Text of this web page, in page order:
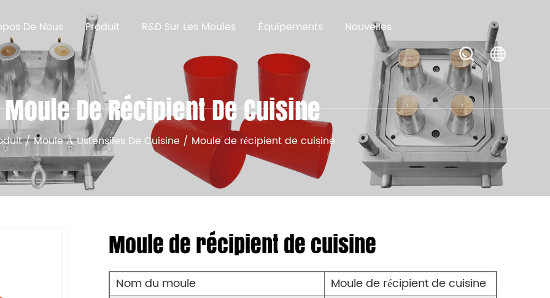
De Nous Produit R&D Sur Les Moules Équipements Nouvelles
Moule De Récipient De Cuisine
/Moule À Ustensiles De Cuisine / Moule de récipient de cuisine
Moule de récipient de cuisine
Nom du moule
Moule de récipient de cuisine